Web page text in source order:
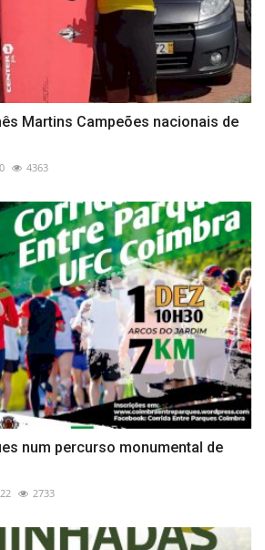
Martins Campeões nacionais de
4363
num percurso monumental de
2733